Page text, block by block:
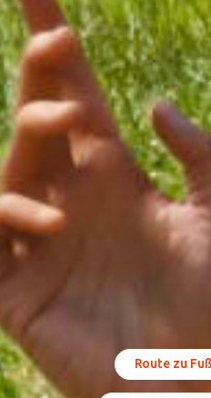
Route zu